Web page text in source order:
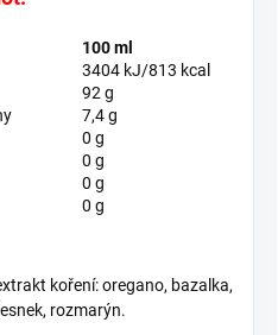
100 ml
3404 kJ/813 kcal
92 g
7,4 g
0 g
0 g
0 g
0 g
koření: oregano, bazalka,
rozmarýn.